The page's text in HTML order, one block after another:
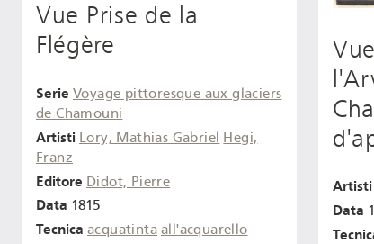
Vue Prise de la
Flégère
Serie Voyage pittoresque aux glaciers
de Chamouni
Artisti Lory, Mathias Gabriel Hegi,
Franz
Editore Didot, Pierre
Data 1815
Tecnica acquatinta all'acquarello
Artisti
Data